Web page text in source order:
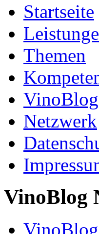
Startseite
Themen
VinoBlog
Netzwerk
VinoBlog